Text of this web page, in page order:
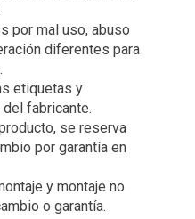
por mal uso, abuso
diferentes para
etiquetas y
fabricante.
se reserva
por garantía en
y montaje no
o garantía.